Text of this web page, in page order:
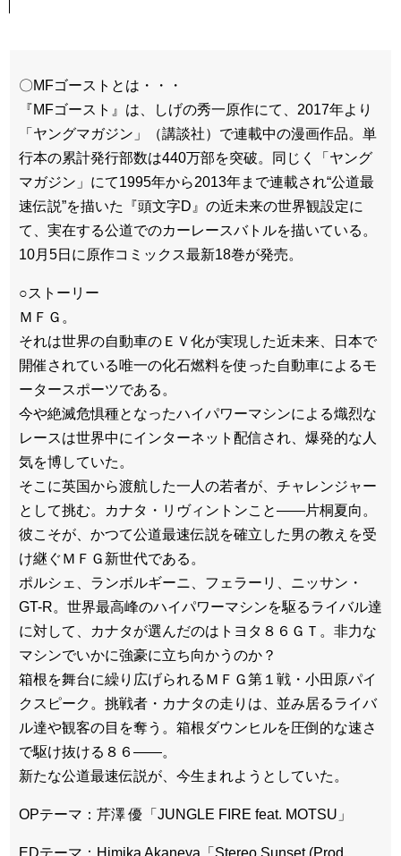
〇MFゴーストとは・・・
『MFゴースト』は、しげの秀一原作にて、2017年より
「ヤングマガジン」（講談社）で連載中の漫画作品。単
行本の累計発行部数は440万部を突破。同じく「ヤング
マガジン」にて1995年から2013年まで連載され“公道最
速伝説”を描いた『頭文字D』の近未来の世界観設定に
て、実在する公道でのカーレースバトルを描いている。
10月5日に原作コミックス最新18巻が発売。
○ストーリー
ＭＦＧ。
それは世界の自動車のＥＶ化が実現した近未来、日本で
開催されている唯一の化石燃料を使った自動車によるモ
ータースポーツである。
今や絶滅危惧種となったハイパワーマシンによる熾烈な
レースは世界中にインターネット配信され、爆発的な人
気を博していた。
そこに英国から渡航した一人の若者が、チャレンジャー
として挑む。カナタ・リヴィントンこと――片桐夏向。
彼こそが、かつて公道最速伝説を確立した男の教えを受
け継ぐＭＦＧ新世代である。
ポルシェ、ランボルギーニ、フェラーリ、ニッサン・
GT-R。世界最高峰のハイパワーマシンを駆るライバル達
に対して、カナタが選んだのはトヨタ８６ＧＴ。非力な
マシンでいかに強豪に立ち向かうのか？
箱根を舞台に繰り広げられるＭＦＧ第１戦・小田原パイ
クスピーク。挑戦者・カナタの走りは、並み居るライバ
ル達や観客の目を奪う。箱根ダウンヒルを圧倒的な速さ
で駆け抜ける８６――。
新たな公道最速伝説が、今生まれようとしていた。
OPテーマ：芹澤 優「JUNGLE FIRE feat. MOTSU」